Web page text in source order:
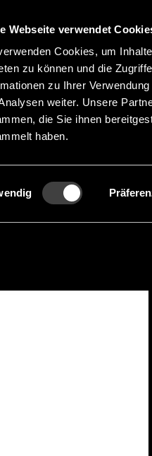
Webseite verwendet
Cookies, um
zu können und die
zu Ihrer
weiter. Unsere
die Sie ihnen
haben.
& Batterien